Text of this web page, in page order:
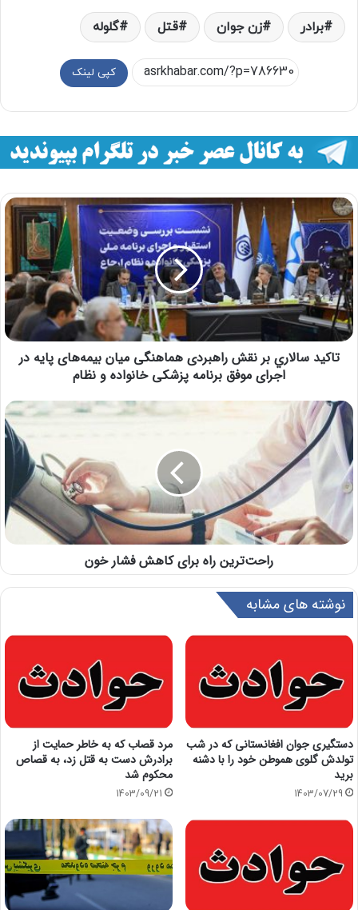
برادر زن جوان قتل گلوله
کپی لینک
تاكيد سالاري بر نقش راهبردی هماهنگی میان بیمه‌های پایه در
اجرای موفق برنامه پزشکی خانواده و نظام
راحت‌ترین راه برای کاهش فشار خون
نوشته های مشابه
دستگیری جوان افغانستانی که در شب
تولدش گلوی هموطن خود را با دشنه
برید
1403/07/29
مرد قصاب که به خاطر حمایت از
برادرش دست به قتل زد، به قصاص
محکوم شد
1403/09/21